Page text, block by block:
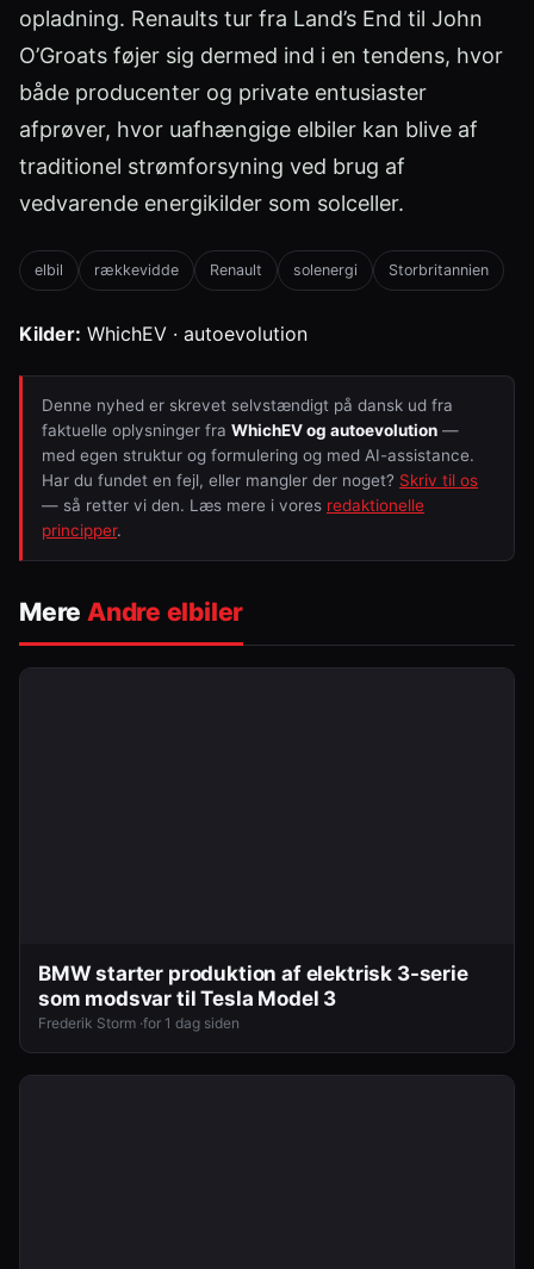
opladning. Renaults tur fra Land’s End til John
O’Groats føjer sig dermed ind i en tendens, hvor
både producenter og private entusiaster
afprøver, hvor uafhængige elbiler kan blive af
traditionel strømforsyning ved brug af
vedvarende energikilder som solceller.
elbil rækkevidde Renault solenergi Storbritannien
Kilder: WhichEV · autoevolution
Denne nyhed er skrevet selvstændigt på dansk ud fra
faktuelle oplysninger fra WhichEV og autoevolution —
med egen struktur og formulering og med AI-assistance.
Har du fundet en fejl, eller mangler der noget? Skriv til os
— så retter vi den. Læs mere i vores redaktionelle
principper.
Mere Andre elbiler
BMW starter produktion af elektrisk 3-serie
som modsvar til Tesla Model 3
Frederik Storm ·for 1 dag siden